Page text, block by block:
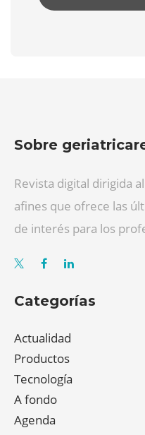
Sobre
Revista digital dirigida
afines que ofrece las
de interés para los
Categorías
Actualidad
Productos
Tecnología
A fondo
Agenda